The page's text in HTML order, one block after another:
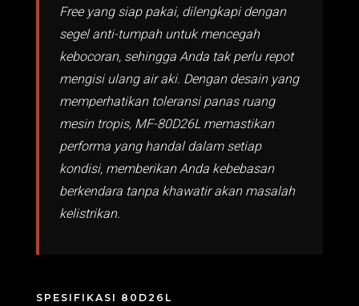
Free yang siap pakai, dilengkapi dengan
segel anti-tumpah untuk mencegah
kebocoran, sehingga Anda tak perlu repot
mengisi ulang air aki. Dengan desain yang
memperhatikan toleransi panas ruang
mesin tropis, MF-80D26L memastikan
performa yang handal dalam setiap
kondisi, memberikan Anda kebebasan
berkendara tanpa khawatir akan masalah
kelistrikan.
SPESIFIKASI 80D26L